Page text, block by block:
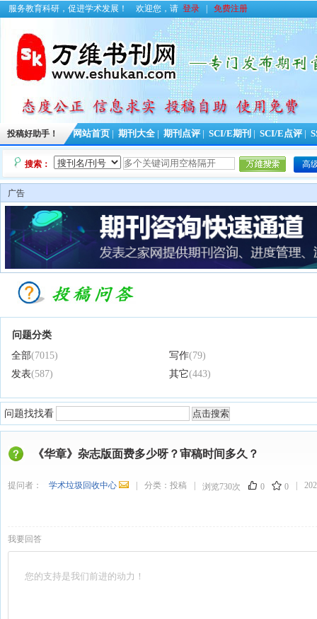
服务教育科研，促进学术发展！ 欢迎您，请 登录 免费注册
投稿好助手！ 网站首页 期刊大全 期刊点评 SCI/E期刊 SCI/E点评
搜索： 高
广告
问题分类
全部(7015) 写作(79)
发表(587) 其它(443)
问题找找看
《华章》杂志版面费多少呀？审稿时间多久？
提问者： 学术垃圾回收中心 分类： 投稿 浏览730次 0 0
我要回答